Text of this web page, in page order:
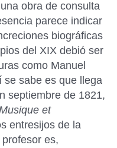
obra de consulta
parece indicar
biográficas
del XIX debió ser
como Manuel
se sabe es que llega
septiembre de 1821,
et
entresijos de la
es,